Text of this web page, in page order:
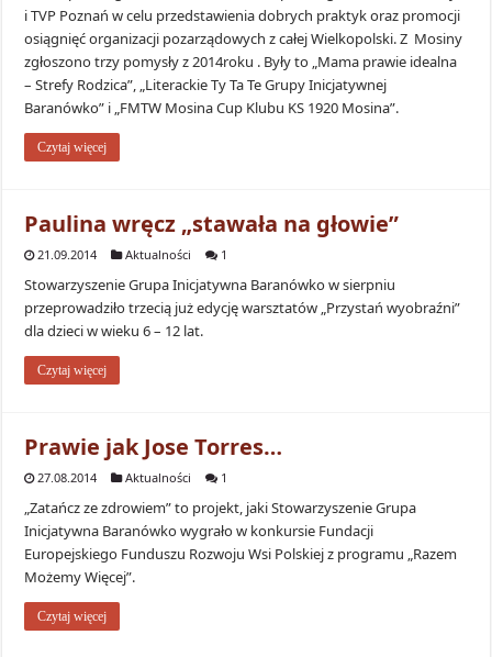
i TVP Poznań w celu przedstawienia dobrych praktyk oraz promocji
osiągnięć organizacji pozarządowych z całej Wielkopolski. Z Mosiny
zgłoszono trzy pomysły z 2014roku . Były to „Mama prawie idealna
– Strefy Rodzica”, „Literackie Ty Ta Te Grupy Inicjatywnej
Baranówko” i „FMTW Mosina Cup Klubu KS 1920 Mosina”.
Czytaj więcej
Paulina wręcz „stawała na głowie”
21.09.2014 Aktualności 1
Stowarzyszenie Grupa Inicjatywna Baranówko w sierpniu
przeprowadziło trzecią już edycję warsztatów „Przystań wyobraźni”
dla dzieci w wieku 6 – 12 lat.
Czytaj więcej
Prawie jak Jose Torres…
27.08.2014 Aktualności 1
„Zatańcz ze zdrowiem” to projekt, jaki Stowarzyszenie Grupa
Inicjatywna Baranówko wygrało w konkursie Fundacji
Europejskiego Funduszu Rozwoju Wsi Polskiej z programu „Razem
Możemy Więcej”.
Czytaj więcej